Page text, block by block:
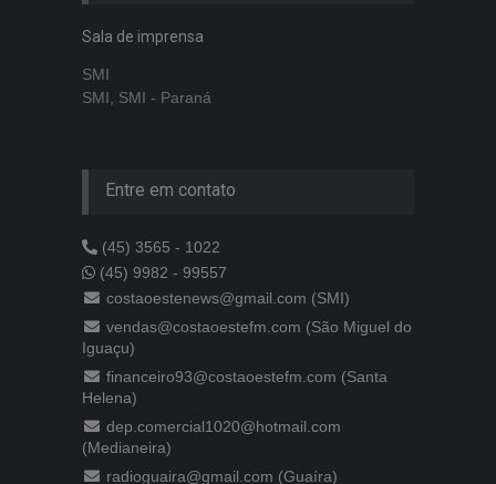
Sala de imprensa
SMI
SMI, SMI - Paraná
Entre em contato
(45) 3565 - 1022
(45) 9982 - 99557
costaoestenews@gmail.com (SMI)
vendas@costaoestefm.com (São Miguel do
Iguaçu)
financeiro93@costaoestefm.com (Santa
Helena)
dep.comercial1020@hotmail.com
(Medianeira)
radioguaira@gmail.com (Guaíra)